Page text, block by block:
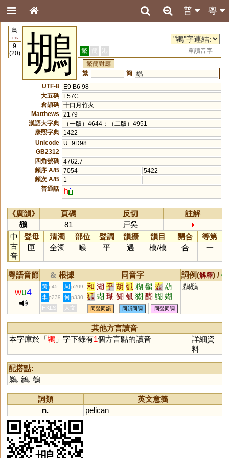
粵
普
鳥
196
9
(20)
鶘 繁 簡 港
單讀音字
繁簡對應
繁
簡 鹕
UTF-8
E9 B6 98
大五碼
F57C
倉頡碼 十口月竹火
Matthews
2179
漢語大字典
（一版）4644；（二版）4951
康熙字典
1422
Unicode
U+9D98
GB2312
四角號碼 4762.7
頻序 A/B
7054
5422
頻次 A/B
1
--
普通話
h
《廣韻》 頁碼 反切
註解
鶘
81
戸吳
中
古
音
聲母 清濁 部位 聲調 韻攝 韻目 開合
等第
匣
全濁 喉 平 遇 模/模 合 一
粵語音節 & 根據 同音字 詞例(解釋) /
wu4
黃 p45 周 p209 和 湖 乎 胡 弧 糊 鬍 壺 葫
狐 蝴 瑚 餬 瓠 猢 醐 鰗 媩
鶦 魱 衚 楜
鵜鶘
李 p239 何 p330
HKLS 人文 同聲同韻 同韻同調 同聲同調
其他方言讀音
本字庫於「鶘」字下錄有1個方言點的讀音
詳細資
料
配搭點:
鵜, 鶙, 鴮
詞類
英文意義
n.
pelican